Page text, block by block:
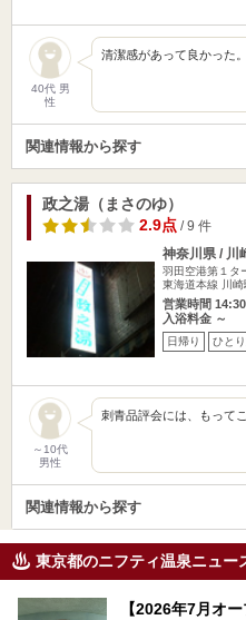
40代 男
性
清潔感があって良かった
関連情報から探す
政之湯（まさのゆ）
2.9点/ 9 件
神奈川県 / 川
羽田空港第１タ
東海道本線 川
営業時間
入浴料金 ～
日帰り ひと
～10代
男性
刺青品評会には、もって
関連情報から探す
東京都のニフティ温泉ニュー
【2026年7月オ